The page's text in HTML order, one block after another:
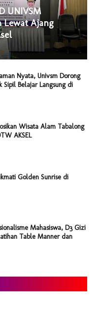
UNIVSM
Lewat Ajang
Nyata, Univsm Dorong
Sipil Belajar Langsung di
Wisata Alam Tabalong
AKSEL
Golden Sunrise di
Mahasiswa, D3 Gizi
Table Manner dan